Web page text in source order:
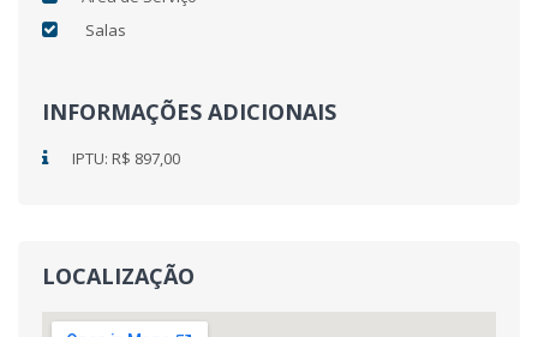
Salas
INFORMAÇÕES ADICIONAIS
IPTU: R$ 897,00
LOCALIZAÇÃO